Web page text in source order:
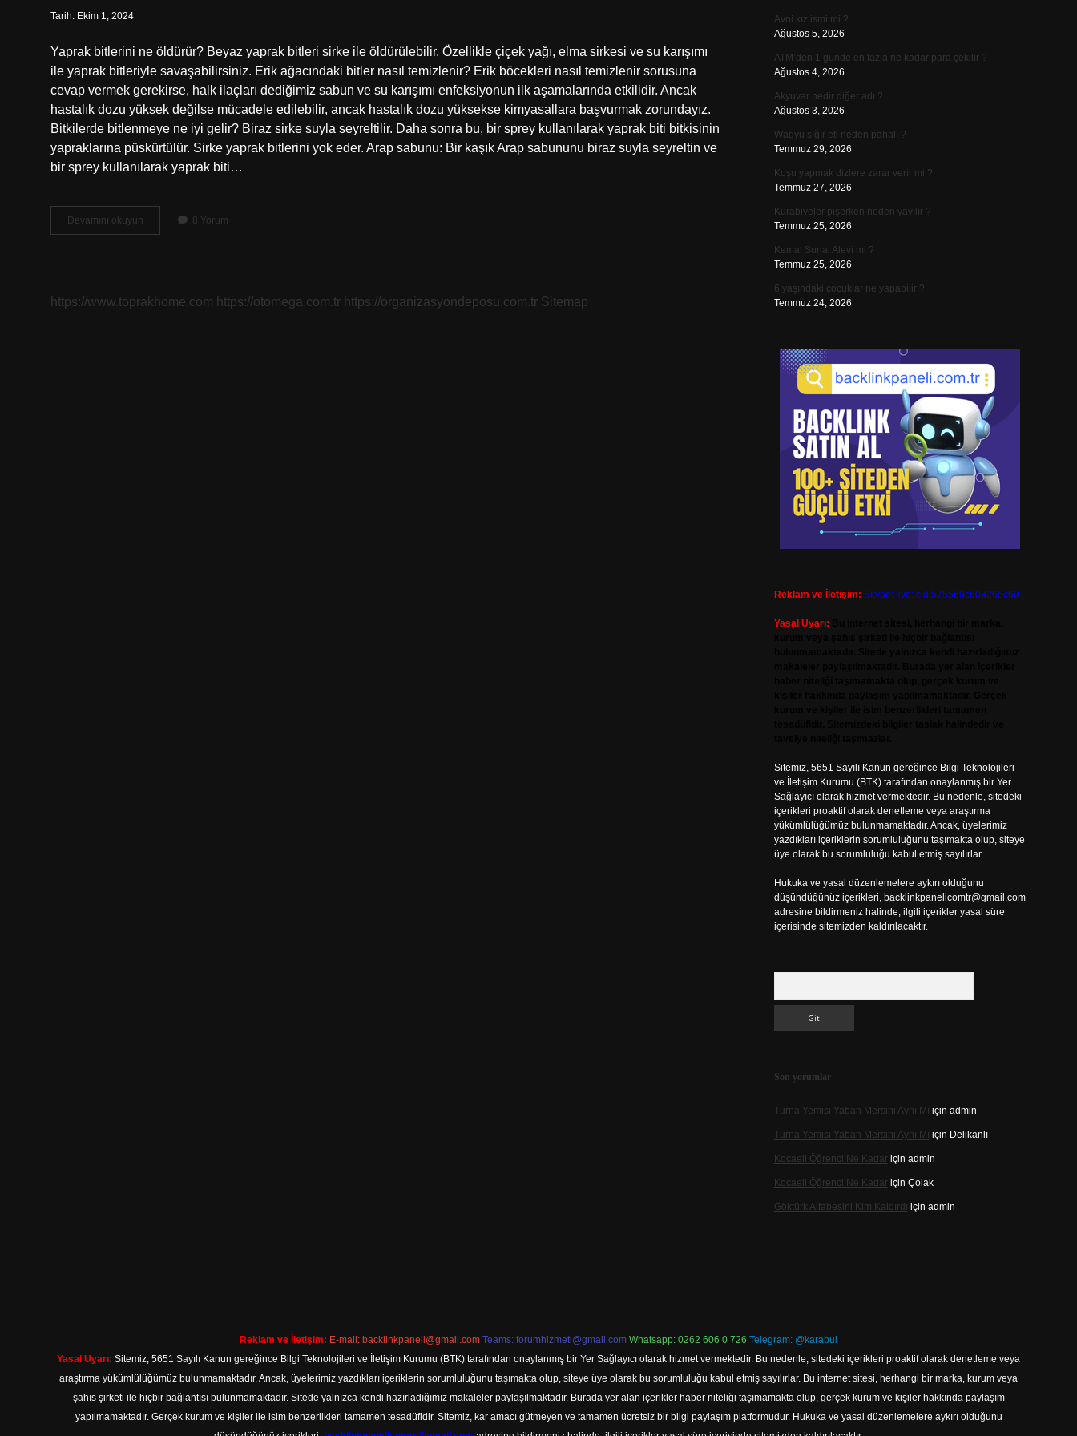
Tarih: Ekim 1, 2024
Yaprak bitlerini ne öldürür? Beyaz yaprak bitleri sirke ile öldürülebilir. Özellikle çiçek yağı, elma sirkesi ve su karışımı
ile yaprak bitleriyle savaşabilirsiniz. Erik ağacındaki bitler nasıl temizlenir? Erik böcekleri nasıl temizlenir sorusuna
cevap vermek gerekirse, halk ilaçları dediğimiz sabun ve su karışımı enfeksiyonun ilk aşamalarında etkilidir. Ancak
hastalık dozu yüksek değilse mücadele edilebilir, ancak hastalık dozu yüksekse kimyasallara başvurmak zorundayız.
Bitkilerde bitlenmeye ne iyi gelir? Biraz sirke suyla seyreltilir. Daha sonra bu, bir sprey kullanılarak yaprak biti bitkisinin
yapraklarına püskürtülür. Sirke yaprak bitlerini yok eder. Arap sabunu: Bir kaşık Arap sabununu biraz suyla seyreltin ve
bir sprey kullanılarak yaprak biti…
Devamını okuyun
Ağacında
8 Yorum
https://www.toprakhome.com https://otomega.com.tr https://organizasyondeposu.com.tr Sitemap
Avni kız ismi mi ?
Ağustos 5, 2026
ATM’den 1 günde en fazla ne kadar para çekilir ?
Ağustos 4, 2026
Akyuvar nedir diğer adı ?
Ağustos 3, 2026
Wagyu sığır eti neden pahalı ?
Temmuz 29, 2026
Koşu yapmak dizlere zarar verir mi ?
Temmuz 27, 2026
Kurabiyeler pişerken neden yayılır ?
Temmuz 25, 2026
Kemal Sunal Alevi mi ?
Temmuz 25, 2026
6 yaşındaki çocuklar ne yapabilir ?
Temmuz 24, 2026
Reklam ve İletişim: Skype: live:.cid.575569c608265c69
Yasal Uyarı:
Sitemiz, 5651 Sayılı Kanun gereğince Bilgi Teknolojileri
ve İletişim Kurumu (BTK) tarafından onaylanmış bir Yer
Sağlayıcı olarak hizmet vermektedir. Bu nedenle, sitedeki
içerikleri proaktif olarak denetleme veya araştırma
yükümlülüğümüz bulunmamaktadır. Ancak, üyelerimiz
yazdıkları içeriklerin sorumluluğunu taşımakta olup, siteye
üye olarak bu sorumluluğu kabul etmiş sayılırlar.
Hukuka ve yasal düzenlemelere aykırı olduğunu
düşündüğünüz içerikleri, backlinkpanelicomtr@gmail.com
adresine bildirmeniz halinde, ilgili içerikler yasal süre
içerisinde sitemizden kaldırılacaktır.
Son yorumlar
Turna Yemisi Yaban Mersini Aynı Mı için admin
Turna Yemisi Yaban Mersini Aynı Mı için Delikanlı
Kocaeli Öğrenci Ne Kadariçin admin
Kocaeli Öğrenci Ne Kadariçin Çolak
Göktürk Alfabesini Kim Kaldırdı için admin
Reklam ve İletişim: E-mail: backlinkpaneli@gmail.com Teams: forumhizmeti@gmail.com Whatsapp: 0262 606 0 726 Telegram: @karabul
Yasal Uyarı: Sitemiz, 5651 Sayılı Kanun gereğince Bilgi Teknolojileri ve İletişim Kurumu (BTK) tarafından onaylanmış bir Yer Sağlayıcı olarak hizmet vermektedir. Bu nedenle, sitedeki içerikleri proaktif olarak denetleme veya
araştırma yükümlülüğümüz bulunmamaktadır. Ancak, üyelerimiz yazdıkları içeriklerin sorumluluğunu taşımakta olup, siteye üye olarak bu sorumluluğu kabul etmiş sayılırlar. Bu internet sitesi, herhangi bir marka, kurum veya
şahıs şirketi ile hiçbir bağlantısı bulunmamaktadır. Sitede yalnızca kendi hazırladığımız makaleler paylaşılmaktadır. Burada yer alan içerikler haber niteliği taşımamakta olup, gerçek kurum ve kişiler hakkında paylaşım
yapılmamaktadır. Gerçek kurum ve kişiler ile isim benzerlikleri tamamen tesadüfidir. Sitemiz, kar amacı gütmeyen ve tamamen ücretsiz bir bilgi paylaşım platformudur. Hukuka ve yasal düzenlemelere aykırı olduğunu